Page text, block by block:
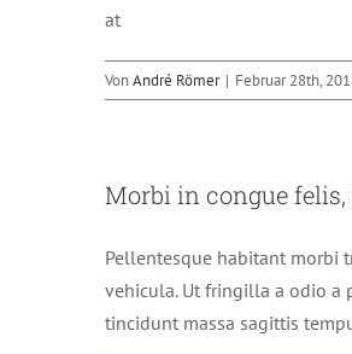
at
VonAndré Römer | Februar 28th,
Morbi in congue
Pellentesque habitant morbi
vehicula. Ut fringilla a odio a
tincidunt massa sagittis